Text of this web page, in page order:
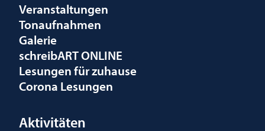
Veranstaltungen
Tonaufnahmen
Galerie
schreibART ONLINE
Lesungen für zuhause
Corona Lesungen
Aktivitäten